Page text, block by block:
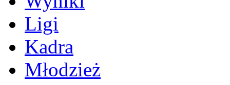
Ligi
Kadra
Młodzież